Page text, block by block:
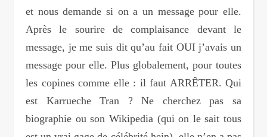
et nous demande si on a un message pour elle.
Après le sourire de complaisance devant le
message, je me suis dit qu’au fait OUI j’avais un
message pour elle. Plus globalement, pour toutes
les copines comme elle : il faut ARRÊTER. Qui
est Karrueche Tran ? Ne cherchez pas sa
biographie ou son Wikipedia (qui on le sait tous